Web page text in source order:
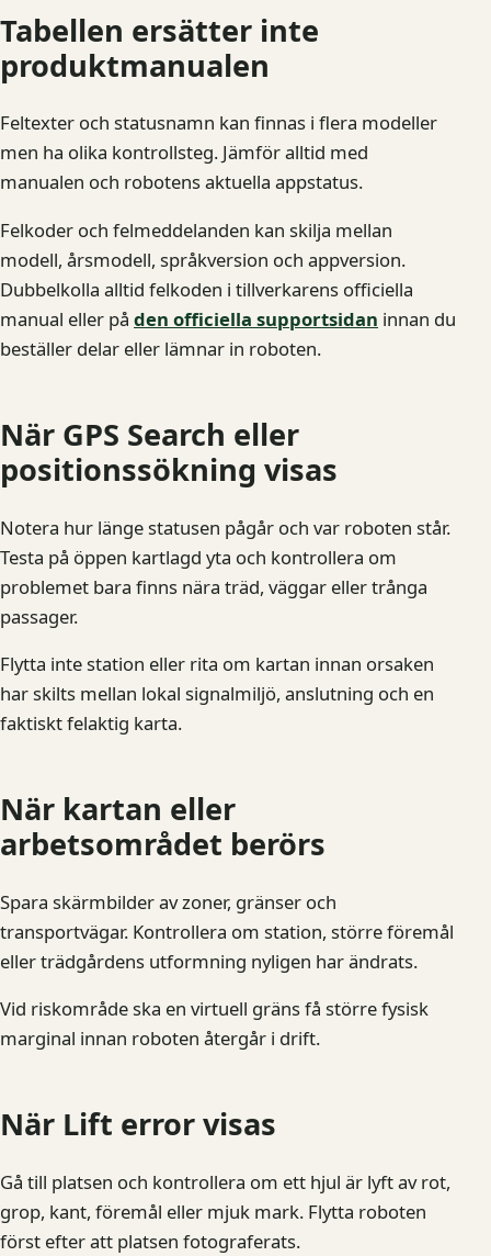
Tabellen ersätter inte
produktmanualen
Feltexter och statusnamn kan finnas i flera modeller
men ha olika kontrollsteg. Jämför alltid med
manualen och robotens aktuella appstatus.
Felkoder och felmeddelanden kan skilja mellan
modell, årsmodell, språkversion och appversion.
Dubbelkolla alltid felkoden i tillverkarens officiella
manual eller på den officiella supportsidan innan du
beställer delar eller lämnar in roboten.
När GPS Search eller
positionssökning visas
Notera hur länge statusen pågår och var roboten står.
Testa på öppen kartlagd yta och kontrollera om
problemet bara finns nära träd, väggar eller trånga
passager.
Flytta inte station eller rita om kartan innan orsaken
har skilts mellan lokal signalmiljö, anslutning och en
faktiskt felaktig karta.
När kartan eller
arbetsområdet berörs
Spara skärmbilder av zoner, gränser och
transportvägar. Kontrollera om station, större föremål
eller trädgårdens utformning nyligen har ändrats.
Vid riskområde ska en virtuell gräns få större fysisk
marginal innan roboten återgår i drift.
När Lift error visas
Gå till platsen och kontrollera om ett hjul är lyft av rot,
grop, kant, föremål eller mjuk mark. Flytta roboten
först efter att platsen fotograferats.